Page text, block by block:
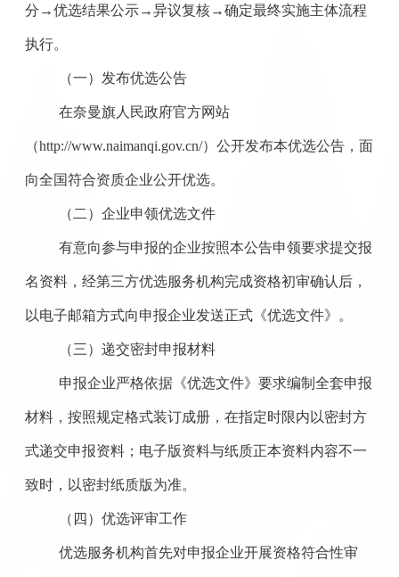
分→优选结果公示→异议复核→确定最终实施主体流程
执行。
（一）发布优选公告
在奈曼旗人民政府官方网站
（http://www.naimanqi.gov.cn/）公开发布本优选公告，面
向全国符合资质企业公开优选。
（二）企业申领优选文件
有意向参与申报的企业按照本公告申领要求提交报
名资料，经第三方优选服务机构完成资格初审确认后，
以电子邮箱方式向申报企业发送正式《优选文件》。
（三）递交密封申报材料
申报企业严格依据《优选文件》要求编制全套申报
材料，按照规定格式装订成册，在指定时限内以密封方
式递交申报资料；电子版资料与纸质正本资料内容不一
致时，以密封纸质版为准。
（四）优选评审工作
优选服务机构首先对申报企业开展资格符合性审